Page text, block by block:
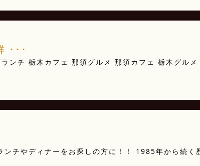
･･･
ンチ 栃木カフェ 那須グルメ 那須カフェ 栃木グルメ
ンチやディナーをお探しの方に！！ 1985年から続く